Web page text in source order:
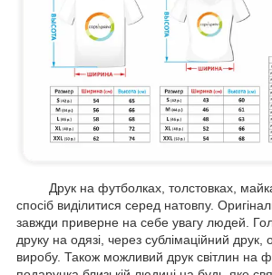
Друк на футболках, толстовках,
спосіб виділитися серед натовпу.
завжди приверне на себе увагу людей.
друку на одязі, через сублімаційний друк,
виробу. Також можливий друк світлин на